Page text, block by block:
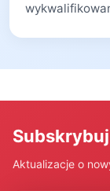
Aktualizacje o